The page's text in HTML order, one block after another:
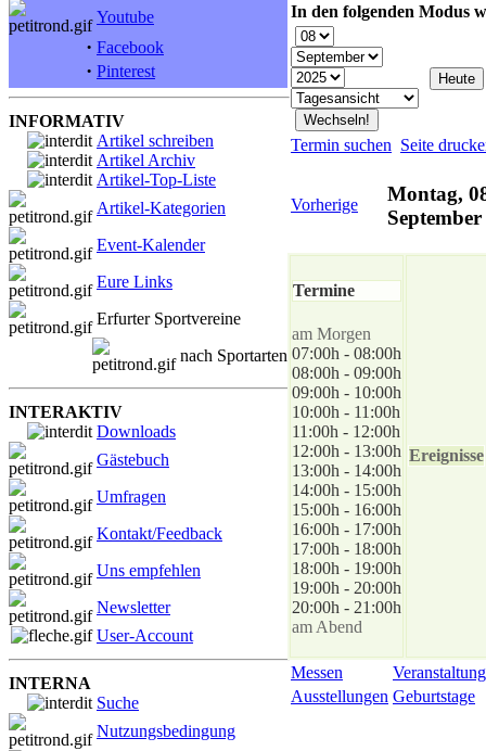
Youtube
· Facebook
· Pinterest
INFORMATIV
Artikel schreiben
Artikel Archiv
Artikel-Top-Liste
Artikel-Kategorien
Event-Kalender
Eure Links
Erfurter Sportvereine
nach Sportarten
INTERAKTIV
Downloads
Gästebuch
Umfragen
Kontakt/Feedback
Uns empfehlen
Newsletter
User-Account
INTERNA
Suche
Nutzungsbedingung
In den folgenden Modus
Termin suchen Seite
Vorherige
Montag,
Termine
am Morgen
07:00h - 08:00h
08:00h - 09:00h
09:00h - 10:00h
10:00h - 11:00h
11:00h - 12:00h
12:00h - 13:00h
13:00h - 14:00h
14:00h - 15:00h
15:00h - 16:00h
16:00h - 17:00h
17:00h - 18:00h
18:00h - 19:00h
19:00h - 20:00h
20:00h - 21:00h
am Abend
Ereignisse
Messen
Veranstaltung
Ausstellungen Geburtstage